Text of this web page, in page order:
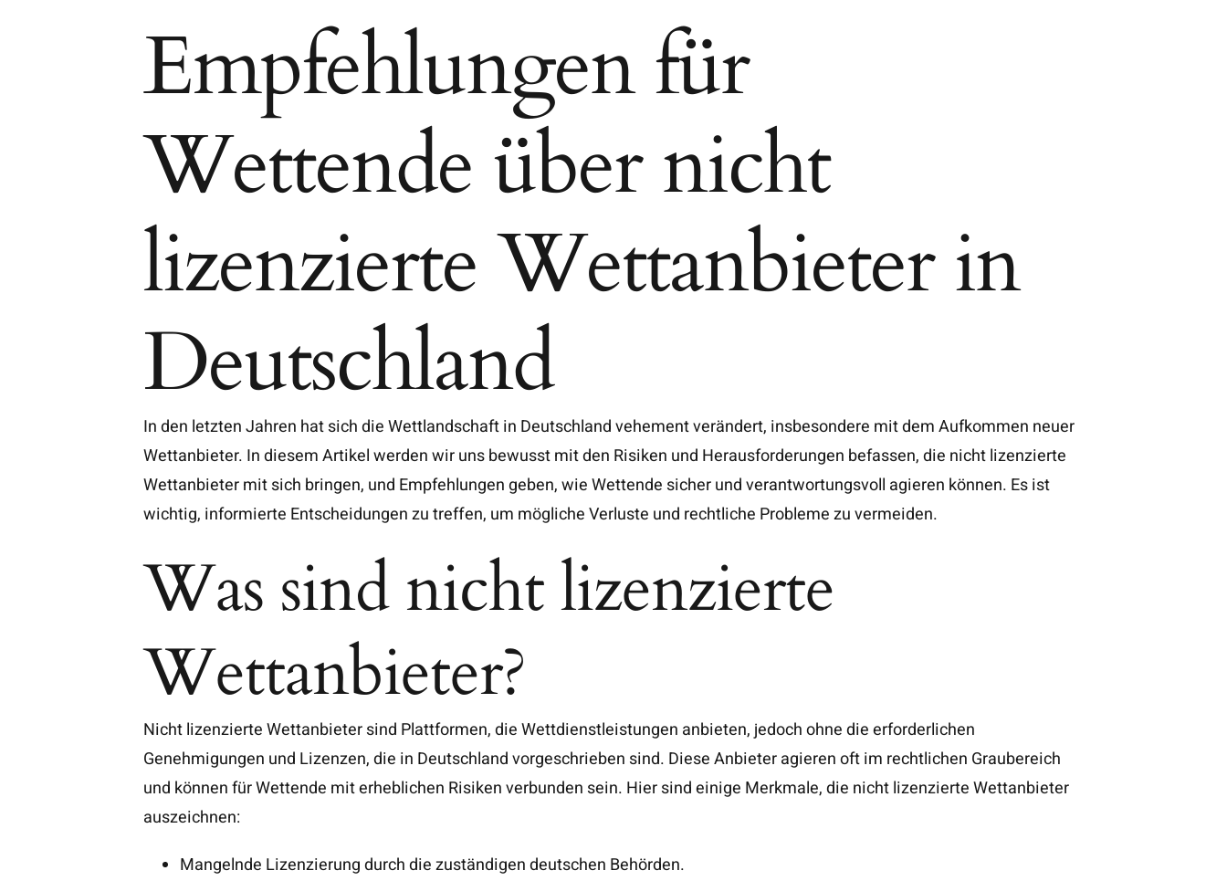
Empfehlungen für
Wettende über nicht
lizenzierte Wettanbieter in
Deutschland
In den letzten Jahren hat sich die Wettlandschaft in Deutschland vehement verändert, insbesondere mit dem Aufkommen neuer
Wettanbieter. In diesem Artikel werden wir uns bewusst mit den Risiken und Herausforderungen befassen, die nicht lizenzierte
Wettanbieter mit sich bringen, und Empfehlungen geben, wie Wettende sicher und verantwortungsvoll agieren können. Es ist
wichtig, informierte Entscheidungen zu treffen, um mögliche Verluste und rechtliche Probleme zu vermeiden.
Was sind nicht lizenzierte
Wettanbieter?
Nicht lizenzierte Wettanbieter sind Plattformen, die Wettdienstleistungen anbieten, jedoch ohne die erforderlichen
Genehmigungen und Lizenzen, die in Deutschland vorgeschrieben sind. Diese Anbieter agieren oft im rechtlichen Graubereich
und können für Wettende mit erheblichen Risiken verbunden sein. Hier sind einige Merkmale, die nicht lizenzierte Wettanbieter
auszeichnen:
Mangelnde Lizenzierung durch die zuständigen deutschen Behörden.